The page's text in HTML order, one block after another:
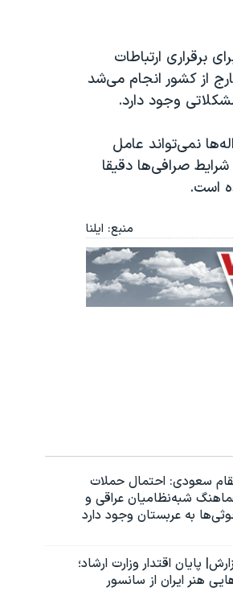
برقراری ارتباطات
از کشور انجام می‌‌شد
وجود دارد.
نمی‌تواند عامل
صرافی‌ها دقیقا
است.
منبع: ایلنا
سعودی: احتمال حملات
شبه‌نظامیان عراقی و
به عربستان وجود دارد
پایان اقتدار وزارت ارشاد؛
هنر ایران از سانسور